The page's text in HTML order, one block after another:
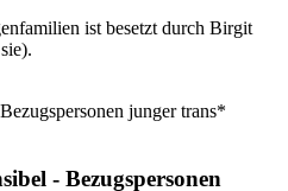
ist besetzt durch Birgit
- Bezugspersonen